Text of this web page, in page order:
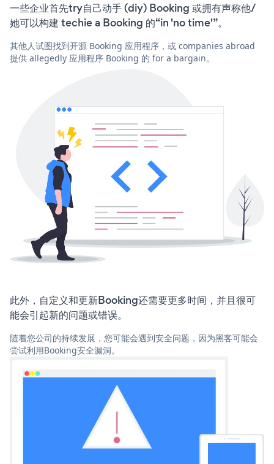
一些企业首先try自己动手 (diy) Booking 或拥有声称他/
她可以构建 techie a Booking 的“in 'no time'”。
其他人试图找到开源 Booking 应用程序，或 companies abroad
提供 allegedly 应用程序 Booking 的 for a bargain。
此外，自定义和更新Booking还需要更多时间，并且很可
能会引起新的问题或错误。
随着您公司的持续发展，您可能会遇到安全问题，因为黑客可能会
尝试利用Booking安全漏洞。